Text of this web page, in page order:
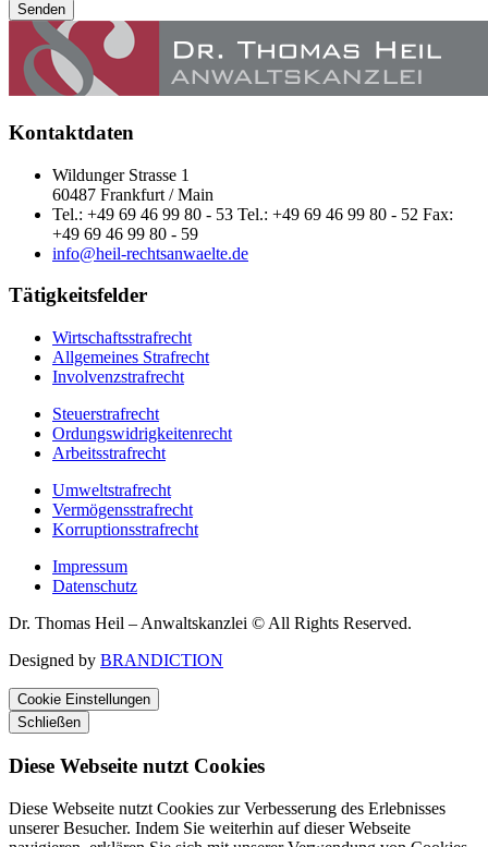
Senden
Kontaktdaten
Wildunger Strasse 1
60487 Frankfurt / Main
Tel.: +49 69 46 99 80 - 53 Tel.: +49 69 46 99 80 - 52 Fax:
+49 69 46 99 80 - 59
info@heil-rechtsanwaelte.de
Tätigkeitsfelder
Wirtschaftsstrafrecht
Allgemeines Strafrecht
Involvenzstrafrecht
Steuerstrafrecht
Ordungswidrigkeitenrecht
Arbeitsstrafrecht
Umweltstrafrecht
Vermögensstrafrecht
Korruptionsstrafrecht
Impressum
Datenschutz
Dr. Thomas Heil – Anwaltskanzlei © All Rights Reserved.
Designed by BRANDICTION
Cookie Einstellungen
Schließen
Diese Webseite nutzt Cookies
Diese Webseite nutzt Cookies zur Verbesserung des Erlebnisses
unserer Besucher. Indem Sie weiterhin auf dieser Webseite